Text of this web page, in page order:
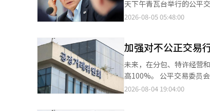
模较大且持续时间较长，
关者及相关部门的意见后
（AI）系统翻译与编辑。
天下午青瓦台举行的公平
一半"的建议作出回应。 他表示，"政府是否可以直接进行手续费控制，这在现实中并不容易"。 李总统提到他担任京
韩总理韩成淑表示"全球外
比较的垄断"，并强调"垄断会提高效率的问题"。 此外，李
为，似乎在有效履行经济
绝对不能发生"。※ 本报
2026-08-05 05:48:00
加强对不公正交易
未来，在分包、特许经营
高100%。 公平交易委员会于4日宣布，从即日起实施《分包法》、《特许经营法》、《代理法》等的罚款通知修订
案。此次修订是为了提高对重大违
2026-08-04 19:04:00